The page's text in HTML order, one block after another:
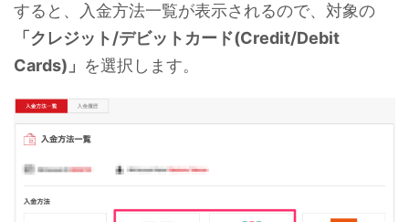
すると、入金方法一覧が表示されるので、対象の
「クレジット/デビットカード(Credit/Debit
Cards)」 を選択します。